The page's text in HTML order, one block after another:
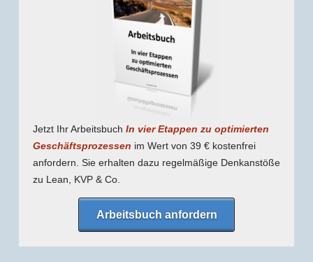
Jetzt Ihr Arbeitsbuch In vier Etappen zu optimierten
Geschäfts­prozessen im Wert von 39 € kostenfrei
anfordern. Sie erhalten dazu regel­mäßige Denk­anstöße
zu Lean, KVP & Co.
Arbeitsbuch anfordern